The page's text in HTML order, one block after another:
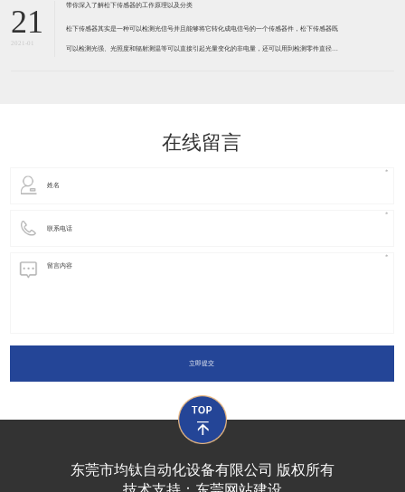
器是利用相应材料的浆料，涂覆在陶瓷基片上
21
2021-01
带你深入了解松下传感器的工作原理以及分类
松下传感器其实是一种可以检测光信号并且能够将它转化成电信号的一个传感器件，松下传感器既
可以检测光强、光照度和辐射测温等可以直接引起光量变化的非电量，还可以用到检测零件直径、
在线留言
立即提交
东莞市均钛自动化设备有限公司 版权所有